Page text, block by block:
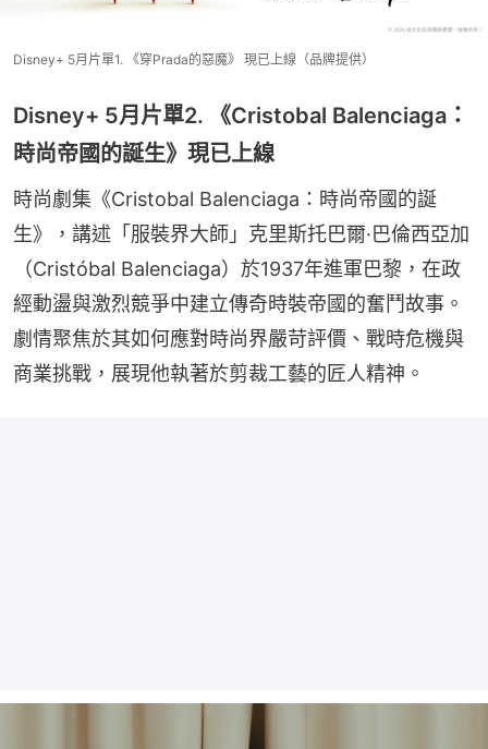
Disney+ 5月片單1. 《穿Prada的惡魔》 現已上線（品牌提供）
Disney+ 5月片單2. 《Cristobal Balenciaga：
時尚帝國的誕生》現已上線
時尚劇集《Cristobal Balenciaga：時尚帝國的誕
生》，講述「服裝界大師」克里斯托巴爾·巴倫西亞加
（Cristóbal Balenciaga）於1937年進軍巴黎，在政
經動盪與激烈競爭中建立傳奇時裝帝國的奮鬥故事。
劇情聚焦於其如何應對時尚界嚴苛評價、戰時危機與
商業挑戰，展現他執著於剪裁工藝的匠人精神。